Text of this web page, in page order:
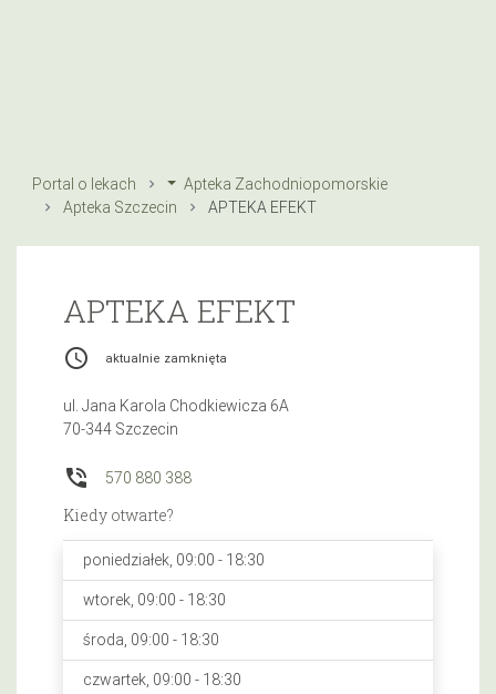
Portal o lekach
Apteka Zachodniopomorskie
Apteka Szczecin
APTEKA EFEKT
APTEKA EFEKT
access_time aktualnie zamknięta
ul. Jana Karola Chodkiewicza 6A
70-344 Szczecin
phone_in_talk 570 880 388
Kiedy otwarte?
poniedziałek, 09:00 - 18:30
wtorek, 09:00 - 18:30
środa, 09:00 - 18:30
czwartek, 09:00 - 18:30